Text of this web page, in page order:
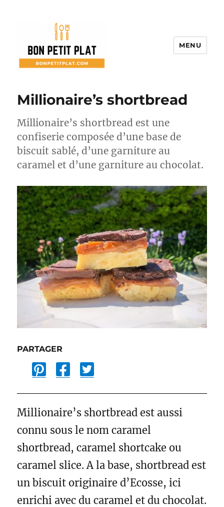
MENU
Millionaire’s shortbread
Millionaire’s shortbread est une
confiserie composée d’une base de
biscuit sablé, d’une garniture au
caramel et d’une garniture au chocolat.
PARTAGER
n
t
e
s
t
c
e
o
k
i
t
r
Millionaire’s shortbread est aussi
connu sous le nom caramel
shortbread, caramel shortcake ou
caramel slice. A la base, shortbread est
un biscuit originaire d’Ecosse, ici
enrichi avec du caramel et du chocolat.